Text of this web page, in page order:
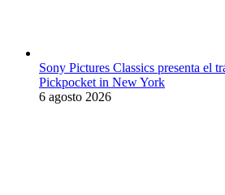
Sony Pictures Classics presenta el
Pickpocket in New York
6 agosto 2026